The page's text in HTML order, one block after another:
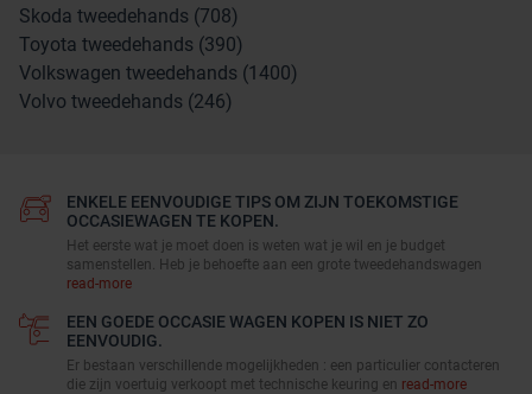
Skoda tweedehands (708)
Toyota tweedehands (390)
Volkswagen tweedehands (1400)
Volvo tweedehands (246)
ENKELE EENVOUDIGE TIPS OM ZIJN TOEKOMSTIGE
OCCASIEWAGEN TE KOPEN.
Het eerste wat je moet doen is weten wat je wil en je budget
samenstellen. Heb je behoefte aan een grote tweedehandswagen
read-more
EEN GOEDE OCCASIE WAGEN KOPEN IS NIET ZO
EENVOUDIG.
Er bestaan verschillende mogelijkheden : een particulier contacteren
die zijn voertuig verkoopt met technische keuring en read-more